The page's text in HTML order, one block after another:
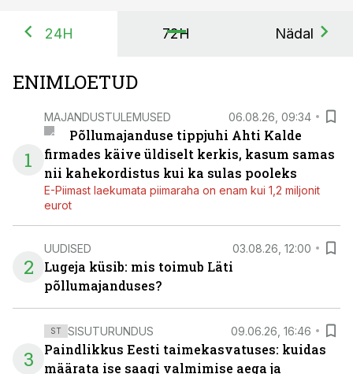
24H 72H Nädal
ENIMLOETUD
1
MAJANDUSTULEMUSED 06.08.26, 09:34
Põllumajanduse tippjuhi Ahti Kalde
firmades käive üldiselt kerkis, kasum samas
nii kahekordistus kui ka sulas pooleks
E-Piimast laekumata piimaraha on enam kui 1,2 miljonit
eurot
2
UUDISED 03.08.26, 12:00
Lugeja küsib: mis toimub Läti
põllumajanduses?
3
ST SISUTURUNDUS 09.06.26, 16:46
Paindlikkus Eesti taimekasvatuses: kuidas
määrata ise saagi valmimise aega ja